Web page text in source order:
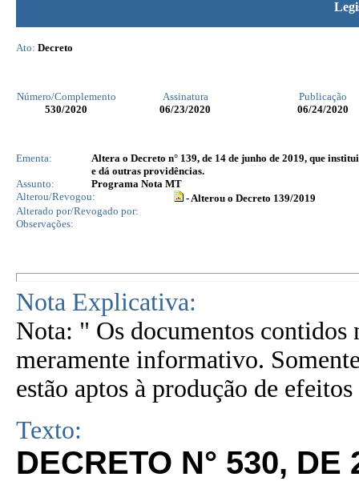
Ato: Decreto
Número/Complemento Assinatura
Publicação
530/2020 06/23/2020 06/24/2020
Ementa:
Altera o Decreto n° 139, de 14 de junho de 2019, que
e dá outras providências.
Assunto:
Programa Nota MT
Alterou/Revogou:
- Alterou o Decreto 139/2019
Alterado por/Revogado por:
Observações:
Nota Explicativa:
Nota: " Os documentos contidos
meramente informativo.
estão aptos à produção de
Texto:
DECRETO N° 530,